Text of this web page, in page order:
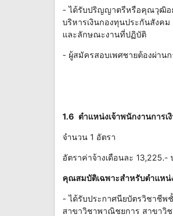
- ได้รับปริญญาตรีหรือคุณวุฒิอ
บริหารเงินกองทุนประกันสังค
และลักษณะงานที่ปฏิบัติ
- ผู้สมัครสอบเพศชายต้องผ่าน
1.6 ตําแหน่งเจ้าพนักงานการ
จํานวน 1 อัตรา
อัตราค่าจ้างเดือนละ 13,225.-
คุณสมบัติเฉพาะสําหรับตําแหน่
- ได้รับประกาศนียบัตรวิชาชีพ
สาขาวิชาพาณิชยการ สาขาวิช